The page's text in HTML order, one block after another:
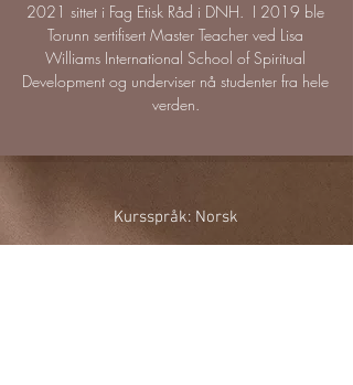
2021 sittet i Fag Etisk Råd i DNH. I 2019 ble
Torunn sertifisert Master Teacher ved Lisa
Williams International School of Spiritual
Development og underviser nå studenter fra hele
verden.
Kursspråk: Norsk